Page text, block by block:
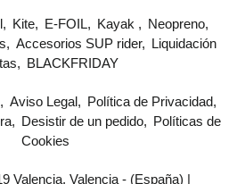
Kite E-FOIL Kayak
Neopreno
Accesorios SUP rider
Liquidación
BLACKFRIDAY
Aviso Legal
Política de Privacidad
Desistir de un pedido
Políticas de
Cookies
Valencia, Valencia - (España) |